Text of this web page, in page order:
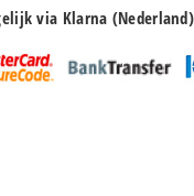
via Klarna (Nederland)